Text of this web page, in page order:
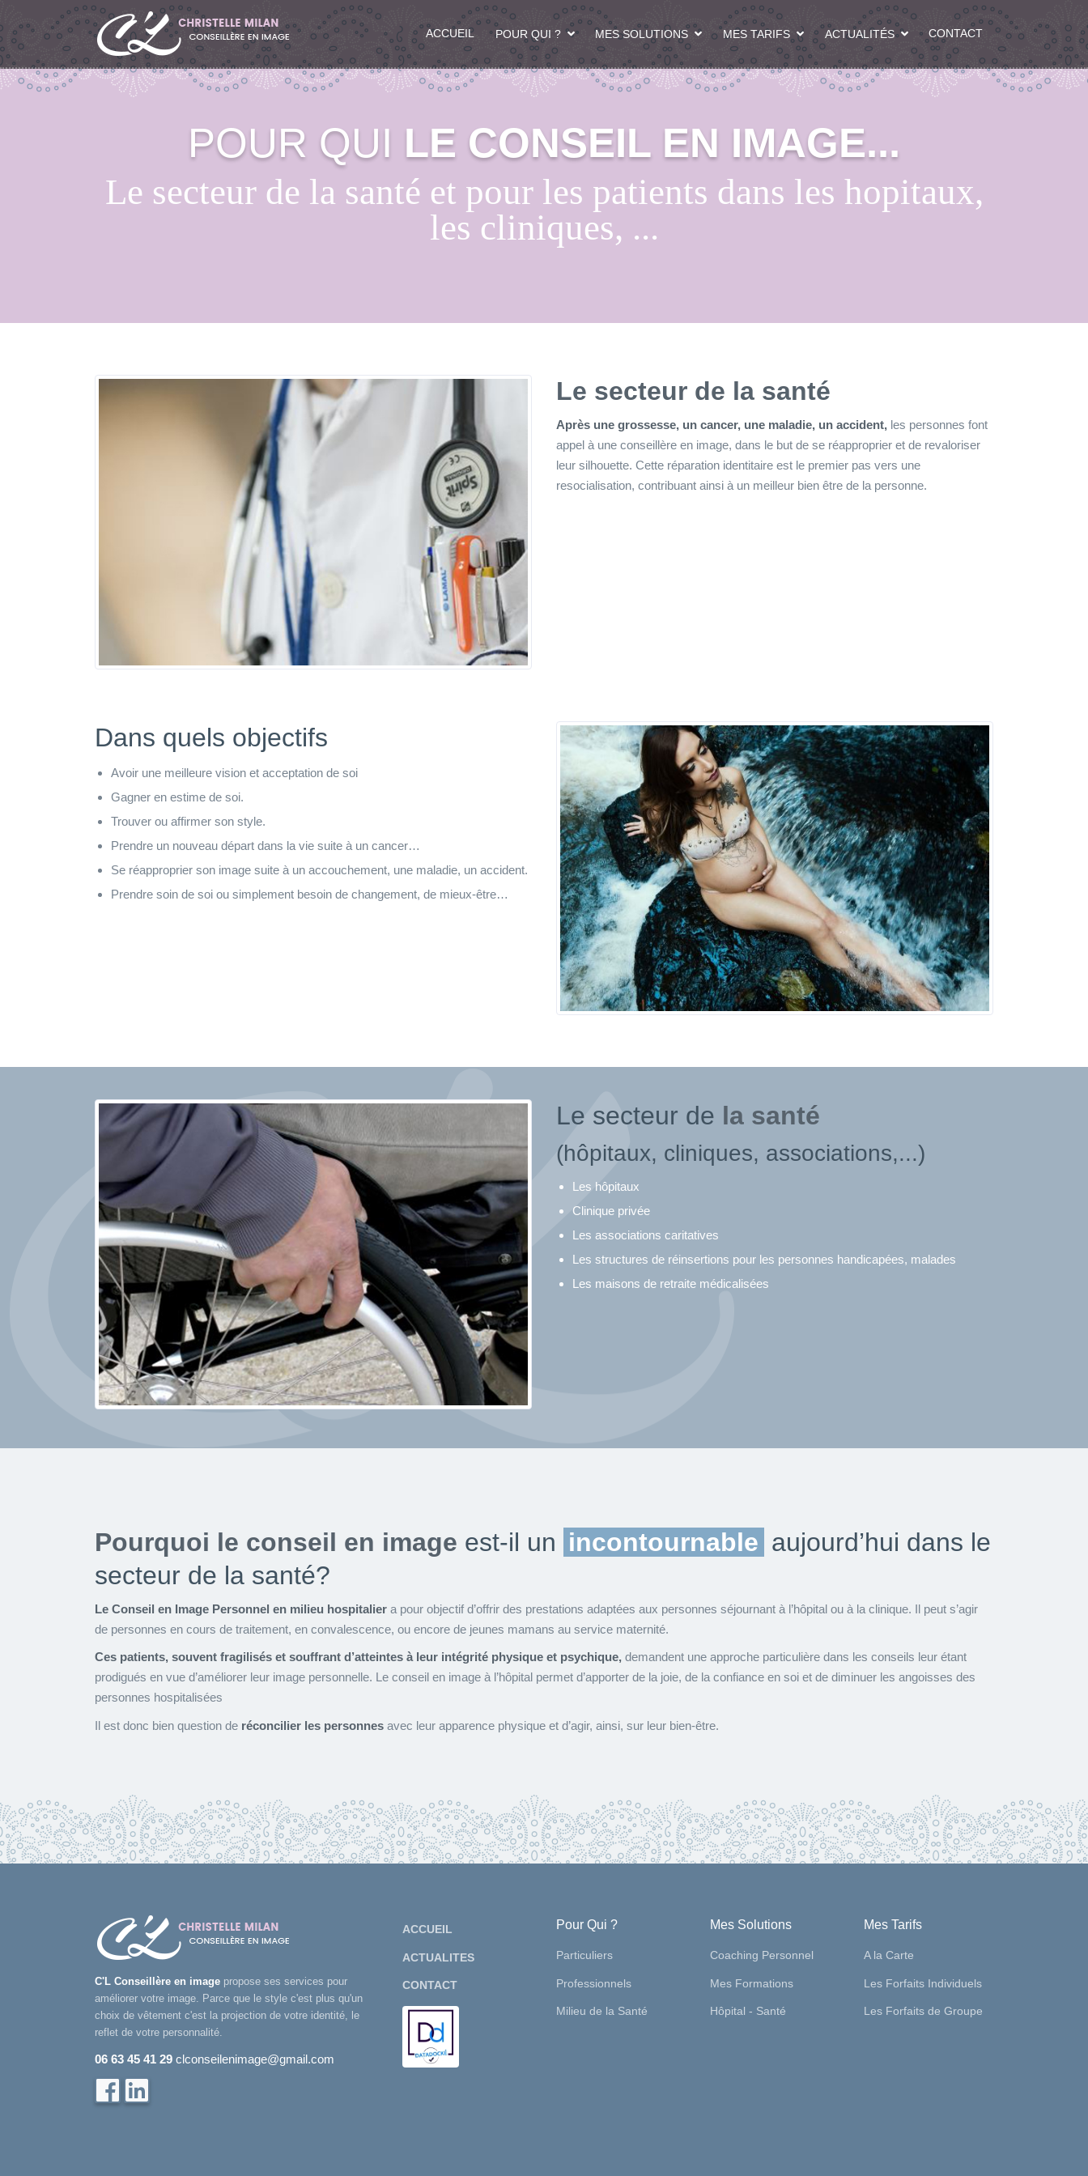
ACCUEIL POUR QUI ? MES SOLUTIONS MES TARIFS ACTUALITÉS CONTACT
POUR QUI LE CONSEIL EN IMAGE...
Le secteur de la santé et pour les patients dans les hopitaux,
les cliniques, ...
Le secteur de la santé
Après une grossesse, un cancer, une maladie, un accident, les personnes font
appel à une conseillère en image, dans le but de se réapproprier et de revaloriser
leur silhouette. Cette réparation identitaire est le premier pas vers une
resocialisation, contribuant ainsi à un meilleur bien être de la personne.
Dans quels objectifs
Avoir une meilleure vision et acceptation de soi
Gagner en estime de soi.
Trouver ou affirmer son style.
Prendre un nouveau départ dans la vie suite à un cancer…
Se réapproprier son image suite à un accouchement, une maladie, un accident.
Prendre soin de soi ou simplement besoin de changement, de mieux-être…
Le secteur de la santé
(hôpitaux, cliniques, associations,...)
Les hôpitaux
Clinique privée
Les associations caritatives
Les structures de réinsertions pour les personnes handicapées, malades
Les maisons de retraite médicalisées
Pourquoi le conseil en image est-il un incontournable aujourd’hui dans le
secteur de la santé?
Le Conseil en Image Personnel en milieu hospitalier a pour objectif d’offrir des prestations adaptées aux personnes séjournant à l’hôpital ou à la clinique. Il peut s’agir
de personnes en cours de traitement, en convalescence, ou encore de jeunes mamans au service maternité.
Ces patients, souvent fragilisés et souffrant d’atteintes à leur intégrité physique et psychique, demandent une approche particulière dans les conseils leur étant
prodigués en vue d’améliorer leur image personnelle. Le conseil en image à l’hôpital permet d’apporter de la joie, de la confiance en soi et de diminuer les angoisses des
personnes hospitalisées
Il est donc bien question de réconcilier les personnes avec leur apparence physique et d’agir, ainsi, sur leur bien-être.
C'L Conseillère en image propose ses services pour
améliorer votre image. Parce que le style c'est plus qu'un
choix de vêtement c'est la projection de votre identité, le
reflet de votre personnalité.
06 63 45 41 29 clconseilenimage@gmail.com
ACCUEIL
ACTUALITES
CONTACT
Pour Qui ?
Particuliers
Professionnels
Milieu de la Santé
Mes Solutions
Coaching Personnel
Mes Formations
Hôpital - Santé
Mes Tarifs
A la Carte
Les Forfaits Individuels
Les Forfaits de Groupe